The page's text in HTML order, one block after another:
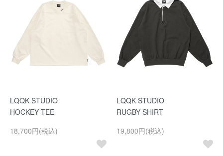
LQQK STUDIO
HOCKEY TEE
18,700円(税込)
LQQK STUDIO
RUGBY SHIRT
19,800円(税込)